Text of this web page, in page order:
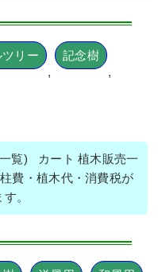
リー
,
記念樹
,
覧) カート 植木販売一
費・植木代・消費税が
。